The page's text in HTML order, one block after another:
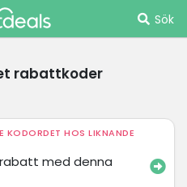
Sök
rabattkoder
KODORDET HOS LIKNANDE
rabatt med denna